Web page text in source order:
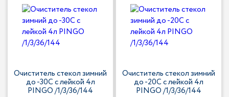
Очиститель стекол зимний
до -30С с лейкой 4л
PINGO /1/3/36/144
Очиститель стекол зимний
до -20С с лейкой 4л
PINGO /1/3/36/144